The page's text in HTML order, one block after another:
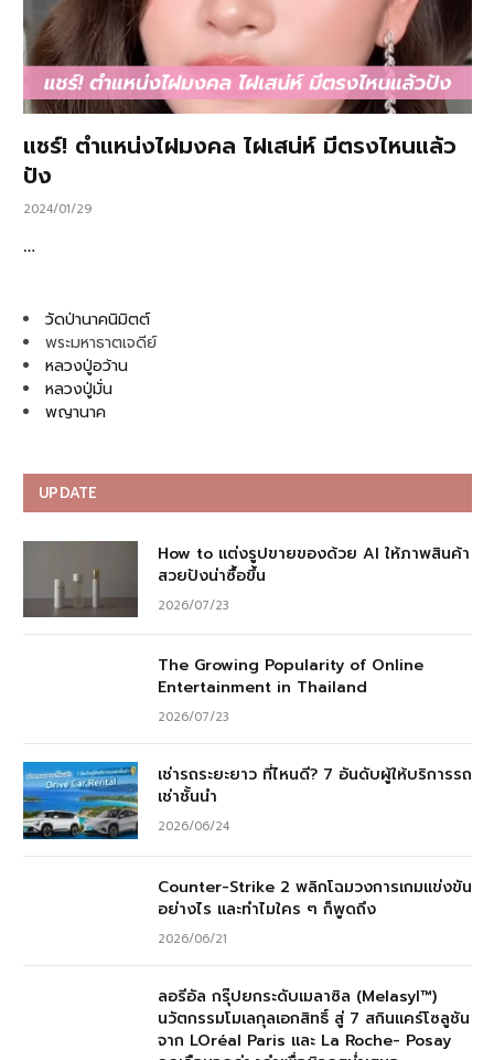
แชร์! ตำแหน่งไฝมงคล ไฝเสน่ห์ มีตรงไหนแล้ว
ปัง
2024/01/29
…
วัดป่านาคนิมิตต์
พระมหาธาตเจดีย์
หลวงปู่อว้าน
หลวงปู่มั่น
พญานาค
UPDATE
How to แต่งรูปขายของด้วย AI ให้ภาพสินค้า
สวยปังน่าซื้อขึ้น
2026/07/23
The Growing Popularity of Online
Entertainment in Thailand
2026/07/23
เช่ารถระยะยาว ที่ไหนดี? 7 อันดับผู้ให้บริการรถ
เช่าชั้นนำ
2026/06/24
Counter-Strike 2 พลิกโฉมวงการเกมแข่งขัน
อย่างไร และทำไมใคร ๆ ก็พูดถึง
2026/06/21
ลอรีอัล กรุ๊ปยกระดับเมลาซิล (Melasyl™)
นวัตกรรมโมเลกุลเอกสิทธิ์ สู่ 7 สกินแคร์โซลูชัน
จาก LOréal Paris และ La Roche- Posay